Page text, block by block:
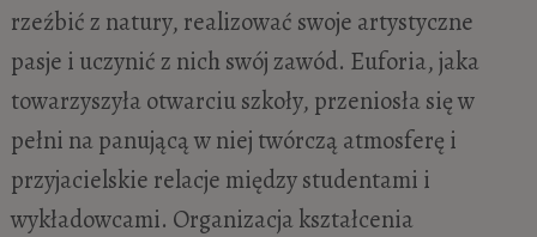
rzeźbić z natury, realizować swoje artystyczne
pasje i uczynić z nich swój zawód. Euforia, jaka
towarzyszyła otwarciu szkoły, przeniosła się w
pełni na panującą w niej twórczą atmosferę i
przyjacielskie relacje między studentami i
wykładowcami. Organizacja kształcenia